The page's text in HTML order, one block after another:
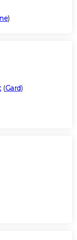
)
(Gard)